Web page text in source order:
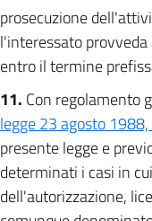
prosecuzione
l'interessato
entro il termine
11. Con regolamento
legge 23 agosto
presente legge e
determinati i casi in
dell'autorizzazione,